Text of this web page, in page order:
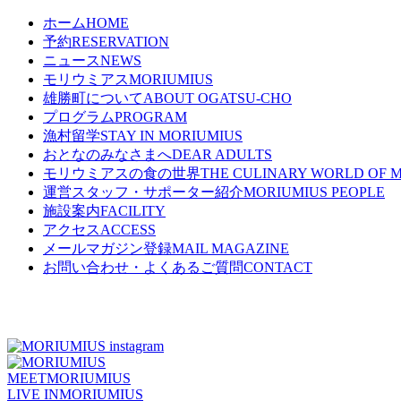
ホームHOME
予約RESERVATION
ニュースNEWS
モリウミアスMORIUMIUS
雄勝町についてABOUT OGATSU-CHO
プログラムPROGRAM
漁村留学STAY IN MORIUMIUS
おとなのみなさまへDEAR ADULTS
モリウミアスの食の世界THE CULINARY WORLD OF
運営スタッフ・サポーター紹介MORIUMIUS PEOPLE
施設案内FACILITY
アクセスACCESS
メールマガジン登録MAIL MAGAZINE
お問い合わせ・よくあるご質問CONTACT
MEETMORIUMIUS
LIVE INMORIUMIUS